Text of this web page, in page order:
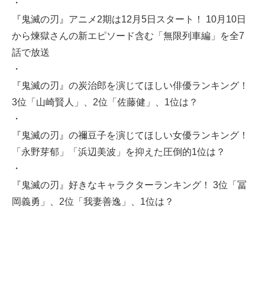
・
『鬼滅の刃』アニメ2期は12月5日スタート！ 10月10日
から煉獄さんの新エピソード含む「無限列車編」を全7
話で放送
・
『鬼滅の刃』の炭治郎を演じてほしい俳優ランキング！
3位「山崎賢人」、2位「佐藤健」、1位は？
・
『鬼滅の刃』の禰豆子を演じてほしい女優ランキング！
「永野芽郁」「浜辺美波」を抑えた圧倒的1位は？
・
『鬼滅の刃』好きなキャラクターランキング！ 3位「冨
岡義勇」、2位「我妻善逸」、1位は？